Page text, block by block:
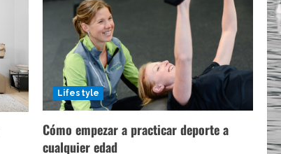
Lifestyle
Cómo empezar a practicar deporte a
cualquier edad